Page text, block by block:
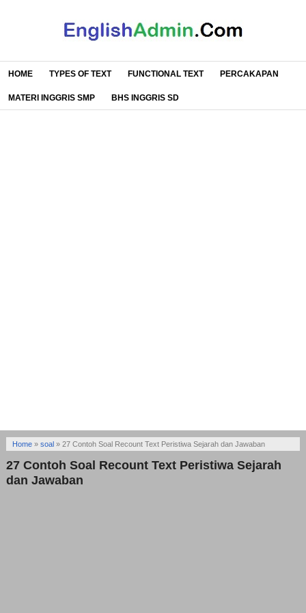
HOME TYPES OF TEXT FUNCTIONAL TEXT PERCAKAPAN
MATERI INGGRIS SMP BHS INGGRIS SD
Home» soal» 27 Contoh Soal Recount Text Peristiwa Sejarah dan Jawaban
27 Contoh Soal Recount Text Peristiwa Sejarah
dan Jawaban